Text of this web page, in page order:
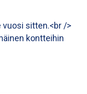
vuosi sitten.<br />
kontteihin